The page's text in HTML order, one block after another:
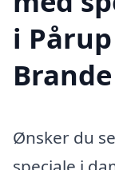
i
Ønsker du